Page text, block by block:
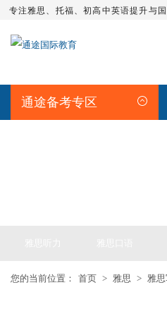
专注雅思、托福、初高中英语提升与
通途备考专区
您的当前位置： 首页 > 雅思 > 雅